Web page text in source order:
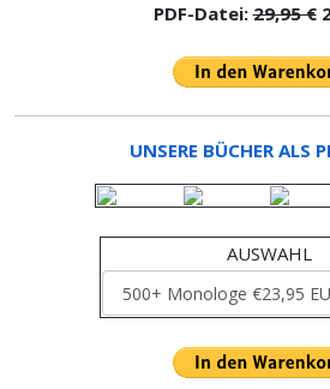
PDF-Datei:29,95 €
UNSERE BÜCHER ALS
AUSWAHL